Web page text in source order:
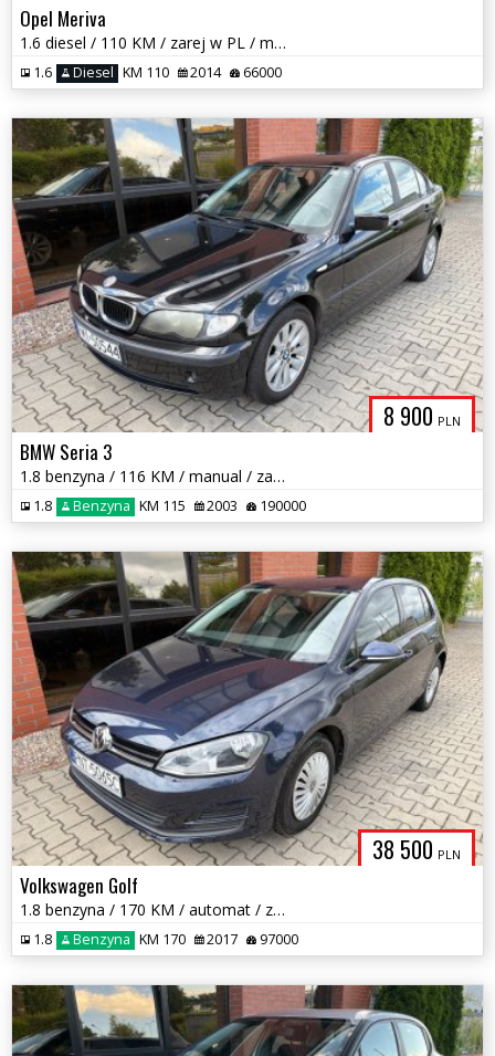
Opel Meriva
1.6 diesel / 110 KM / zarej w PL / mały przebieg / zadbany / zamiana
1.6 Diesel KM 110 2014 66000
8 900 PLN
BMW Seria 3
1.8 benzyna / 116 KM / manual / zarej w PL / zadbany / zamiana
1.8 Benzyna KM 115 2003 190000
38 500 PLN
Volkswagen Golf
1.8 benzyna / 170 KM / automat / zarej w PL / zadbany / zamiana
1.8 Benzyna KM 170 2017 97000